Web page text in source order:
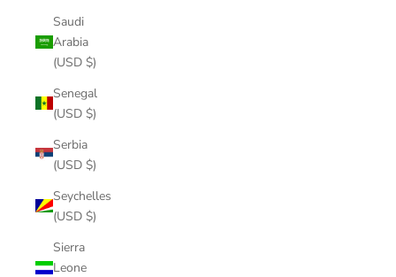
Saudi
Arabia
(USD $)
Senegal
(USD $)
Serbia
(USD $)
Seychelles
(USD $)
Sierra
Leone